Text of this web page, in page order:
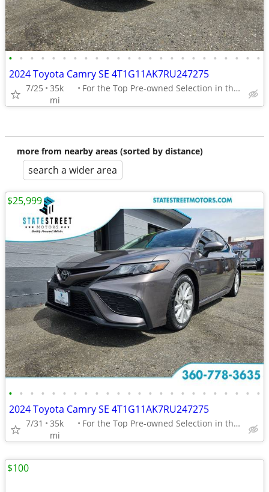
• • • • • • • • • • • • • • • • • • • • • • • •
2024 Toyota Camry SE 4T1G11AK7RU247275
7/25
35k
mi
For the Top Pre-owned Selection in the s
more from nearby areas (sorted by distance)
search a wider area
• • • • • • • • • • • • • • • • • • • • • • • •
2024 Toyota Camry SE 4T1G11AK7RU247275
7/31
35k
mi
For the Top Pre-owned Selection in the s
$25,999
$100